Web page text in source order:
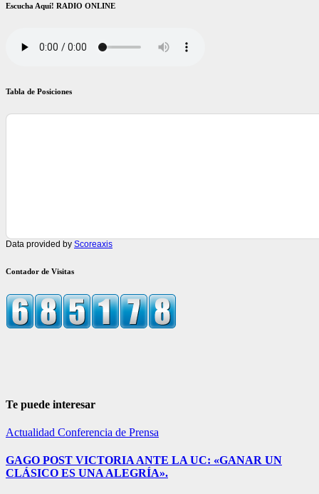
Escucha Aquí! RADIO ONLINE
Tabla de Posiciones
Data provided by Scoreaxis
Contador de Visitas
Te puede interesar
Actualidad Conferencia de Prensa
GAGO POST VICTORIA ANTE LA UC: «GANAR UN
CLÁSICO ES UNA ALEGRÍA».